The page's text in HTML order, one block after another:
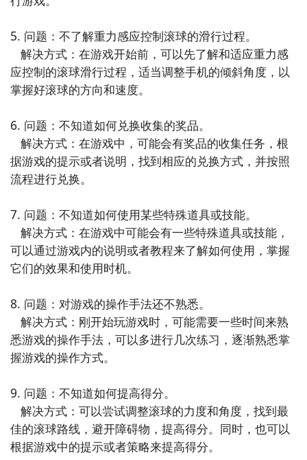
5. 问题：不了解重力感应控制滚球的滑行过程。
应控制的滚球滑行过程，适当调整手机的倾斜角度，以
掌握好滚球的方向和速度。
6. 问题：不知道如何兑换收集的奖品。
据游戏的提示或者说明，找到相应的兑换方式，并按照
流程进行兑换。
7. 问题：不知道如何使用某些特殊道具或技能。
可以通过游戏内的说明或者教程来了解如何使用，掌握
它们的效果和使用时机。
8. 问题：对游戏的操作手法还不熟悉。
悉游戏的操作手法，可以多进行几次练习，逐渐熟悉掌
握游戏的操作方式。
9. 问题：不知道如何提高得分。
佳的滚球路线，避开障碍物，提高得分。同时，也可以
根据游戏中的提示或者策略来提高得分。